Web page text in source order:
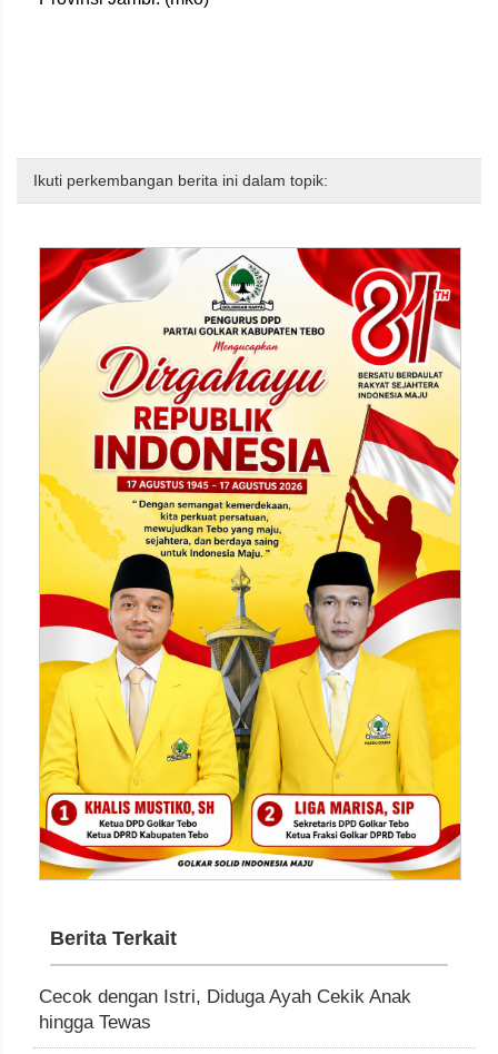
Ikuti perkembangan berita ini dalam topik:
Berita Terkait
Cecok dengan Istri, Diduga Ayah Cekik Anak
hingga Tewas